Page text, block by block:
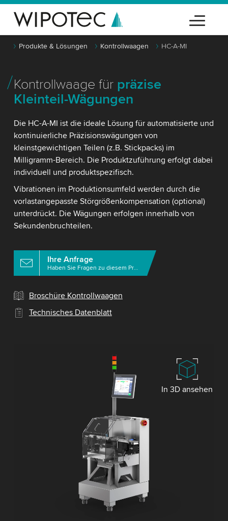
Produkte & Lösungen Kontrollwaagen HC-A-MI
Kontrollwaage für präzise
Kleinteil-Wägungen
Die HC-A-MI ist die ideale Lösung für automatisierte und
kontinuierliche Präzisionswägungen von
kleinstgewichtigen Teilen (z.B. Stickpacks) im
Milligramm-Bereich. Die Produktzuführung erfolgt dabei
individuell und produktspezifisch.
Vibrationen im Produktionsumfeld werden durch die
vorlastangepasste Störgrößenkompensation (optional)
unterdrückt. Die Wägungen erfolgen innerhalb von
Sekundenbruchteilen.
Ihre Anfrage
Haben Sie Fragen zu diesem Produkt?
Broschüre Kontrollwaagen
Technisches Datenblatt
In 3D ansehen